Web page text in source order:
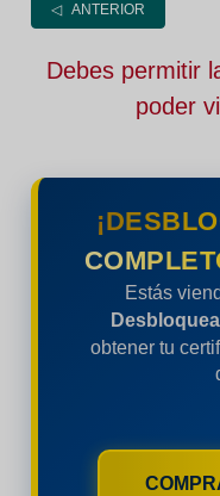
◁ ANTERIOR
Debes permitir
poder
Estás
obtener tu